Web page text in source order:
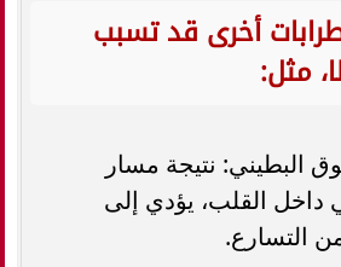
أخرى قد تسبب
مثل:
البطيني: نتيجة مسار
داخل القلب، يؤدي إلى
التسارع.